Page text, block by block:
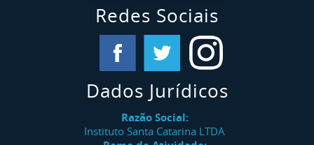
Redes Sociais
Dados Jurídicos
Razão Social:
Instituto Santa Catarina LTDA